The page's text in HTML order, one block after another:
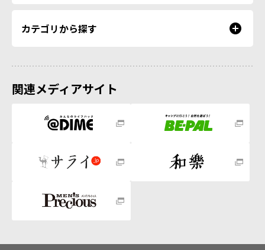
カテゴリから探す
関連メディアサイト